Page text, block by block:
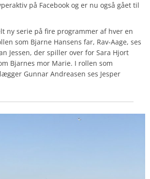
på Facebook og er nu også gået til
ny serie på fire programmer af hver en
som Bjarne Hansens far, Rav-Aage, ses
Jessen, der spiller over for Sara Hjort
Bjarnes mor Marie. I rollen som
Gunnar Andreasen ses Jesper